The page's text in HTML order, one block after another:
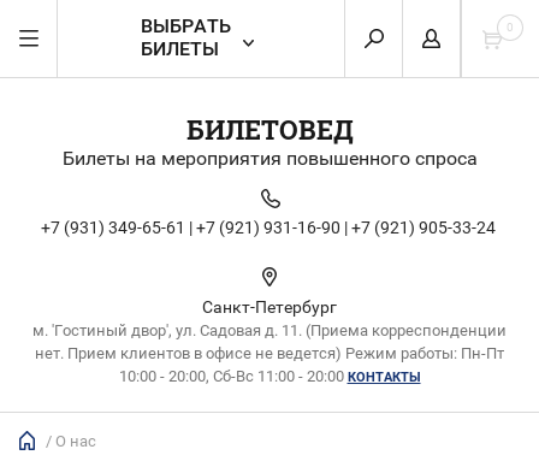
0
ВЫБРАТЬ
БИЛЕТЫ
БИЛЕТОВЕД
Билеты на мероприятия повышенного спроса
+7 (931) 349-65-61 | +7 (921) 931-16-90 | +7 (921) 905-33-24
Санкт-Петербург
м. 'Гостиный двор', ул. Садовая д. 11. (Приема корреспонденции
нет. Прием клиентов в офисе не ведется) Режим работы: Пн-Пт
10:00 - 20:00, Сб-Вс 11:00 - 20:00 КОНТАКТЫ
/ О нас